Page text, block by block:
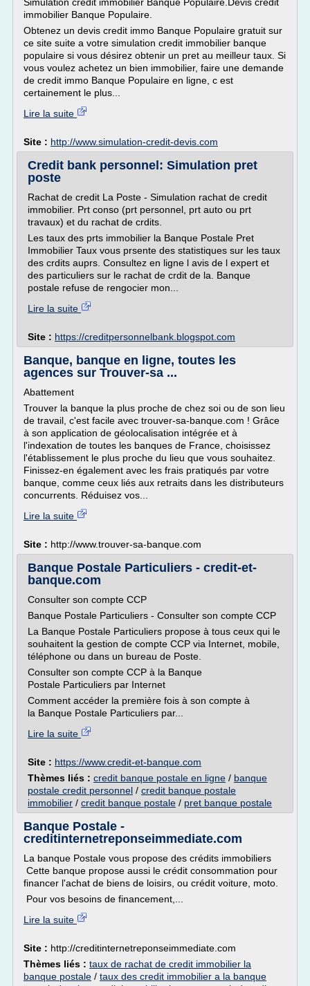
immobilier Banque Populaire.
Obtenez un devis credit immo Banque Populaire gratuit sur
ce site suite a votre simulation credit immobilier banque
populaire si vous désirez obtenir un pret au meilleur taux. Si
vous voulez achetez un bien immobilier, faire une demande
de credit immo Banque Populaire en ligne, c est
certainement le plus...
Lire la suite
Site : http://www.simulation-credit-devis.com
Credit bank personnel: Simulation pret
poste
Rachat de credit La Poste - Simulation rachat de credit
immobilier. Prt conso (prt personnel, prt auto ou prt
travaux) et du rachat de crdits.
Les taux des prts immobilier la Banque Postale Pret
Immobilier Taux vous prsente des statistiques sur les taux
des crdits auprs. Consultez en ligne l avis de l expert et
des particuliers sur le rachat de crdit de la. Banque
postale refuse de rengocier mon...
Lire la suite
Site : https://creditpersonnelbank.blogspot.com
Banque, banque en ligne, toutes les
agences sur Trouver-sa ...
Abattement
Trouver la banque la plus proche de chez soi ou de son lieu
de travail, c'est facile avec trouver-sa-banque.com ! Grâce
à son application de géolocalisation intégrée et à
l'indexation de toutes les banques de France, choisissez
l'établissement le plus proche du lieu que vous souhaitez.
Finissez-en également avec les frais pratiqués par votre
banque, comme ceux liés aux retraits dans les distributeurs
concurrents. Réduisez vos...
Lire la suite
Site : http://www.trouver-sa-banque.com
Banque Postale Particuliers - credit-et-
banque.com
Consulter son compte CCP
Banque Postale Particuliers - Consulter son compte CCP
La Banque Postale Particuliers propose à tous ceux qui le
souhaitent la gestion de compte CCP via Internet, mobile,
téléphone ou dans un bureau de Poste.
Consulter son compte CCP à la Banque
Postale Particuliers par Internet
Comment accéder la première fois à son compte à
la Banque Postale Particuliers par...
Lire la suite
Site : https://www.credit-et-banque.com
Thèmes liés : credit banque postale en ligne / banque
postale credit personnel / credit banque postale
immobilier / credit banque postale / pret banque postale
Banque Postale -
creditinternetreponseimmediate.com
La banque Postale vous propose des crédits immobiliers
Cette banque propose aussi le crédit consommation pour
financer l'achat de biens de loisirs, ou crédit voiture, moto.
Pour vos besoins de financement,...
Lire la suite
Site : http://creditinternetreponseimmediate.com
Thèmes liés : taux de rachat de credit immobilier la
banque postale / taux des credit immobilier a la banque